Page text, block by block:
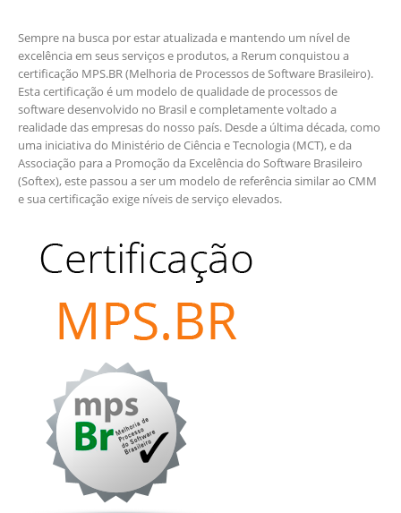
Sempre na busca por estar atualizada e mantendo um nível de
excelência em seus serviços e produtos, a Rerum conquistou a
certificação MPS.BR (Melhoria de Processos de Software Brasileiro).
Esta certificação é um modelo de qualidade de processos de
software desenvolvido no Brasil e completamente voltado a
realidade das empresas do nosso país. Desde a última década, como
uma iniciativa do Ministério de Ciência e Tecnologia (MCT), e da
Associação para a Promoção da Excelência do Software Brasileiro
(Softex), este passou a ser um modelo de referência similar ao CMM
e sua certificação exige níveis de serviço elevados.